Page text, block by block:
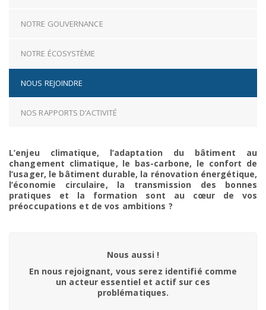
NOTRE GOUVERNANCE
NOTRE ÉCOSYSTÈME
NOUS REJOINDRE
NOS RAPPORTS D’ACTIVITÉ
L’enjeu climatique, l’adaptation du bâtiment au
changement climatique, le bas-carbone, le confort de
l’usager, le bâtiment durable, la rénovation énergétique,
l’économie circulaire, la transmission des bonnes
pratiques et la formation
sont au cœur de vos
préoccupations et de vos ambitions ?
Nous aussi !
En nous rejoignant, vous serez identifié comme
un acteur essentiel et actif sur ces
problématiques.